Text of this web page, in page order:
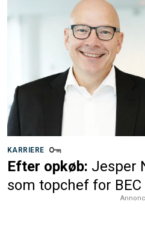
KARRIERE
Efter opkøb: Jesper
som topchef for BEC